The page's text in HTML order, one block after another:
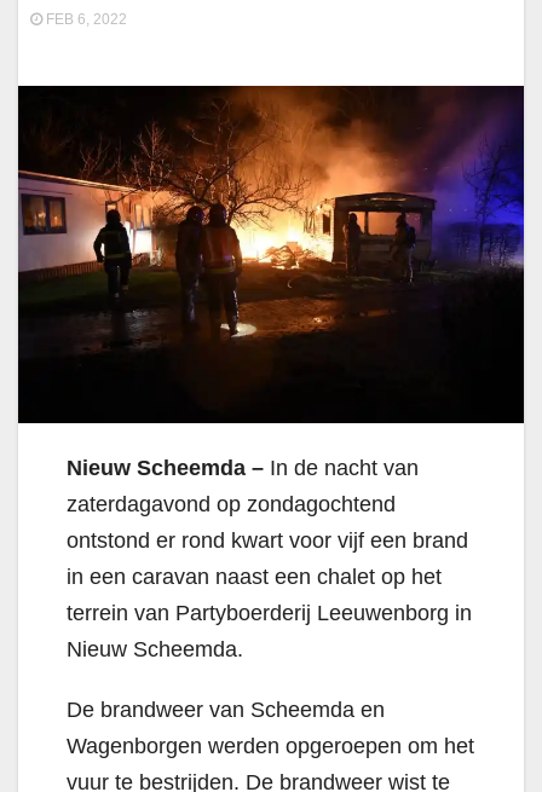
FEB 6, 2022
Nieuw Scheemda – In de nacht van
zaterdagavond op zondagochtend
ontstond er rond kwart voor vijf een brand
in een caravan naast een chalet op het
terrein van Partyboerderij Leeuwenborg in
Nieuw Scheemda.
De brandweer van Scheemda en
Wagenborgen werden opgeroepen om het
vuur te bestrijden. De brandweer wist te